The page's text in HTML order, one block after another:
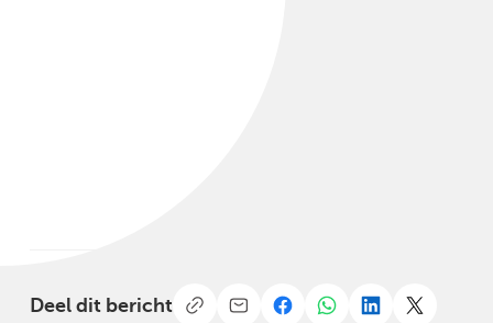
Deel dit bericht